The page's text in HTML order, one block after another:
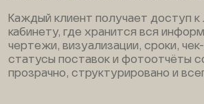
Каждый клиент получает доступ к
кабинету, где хранится вся
чертежи, визуализации, сроки,
статусы поставок и фотоотчёты
прозрачно, структурировано и